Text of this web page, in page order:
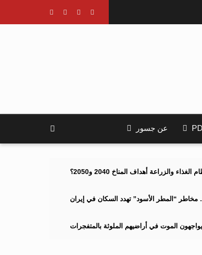
عن جسور
والزراعة أهداف المناخ 2040 و2050؟
“المطر الأسود” تهدد السكان في إيران
الموت في أراضيهم الملوثة بالمتفجرات